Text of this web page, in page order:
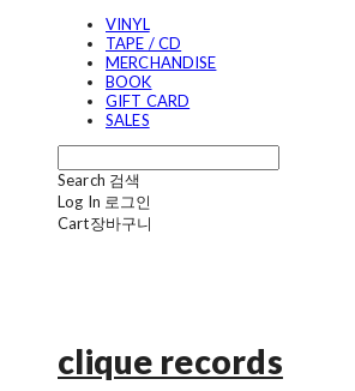
VINYL
TAPE / CD
MERCHANDISE
BOOK
GIFT CARD
SALES
Search 검색
Log In 로그인
Cart장바구니
clique records